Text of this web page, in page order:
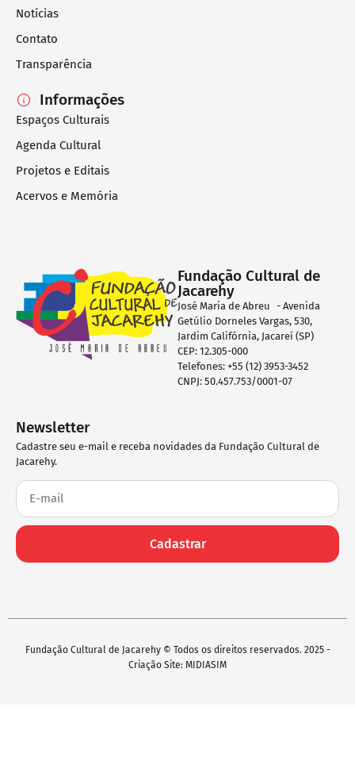
Notícias
Contato
Transparência
Informações
Espaços Culturais
Agenda Cultural
Projetos e Editais
Acervos e Memória
Fundação Cultural de
Jacarehy
José Maria de Abreu - Avenida
Getúlio Dorneles Vargas, 530,
Jardim Califórnia, Jacareí (SP)
CEP: 12.305-000
Telefones: +55 (12) 3953-3452
CNPJ: 50.457.753/0001-07
Newsletter
Cadastre seu e-mail e receba novidades da Fundação Cultural de
Jacarehy.
Cadastrar
Fundação Cultural de Jacarehy © Todos os direitos reservados. 2025 -
Criação Site: MIDIASIM